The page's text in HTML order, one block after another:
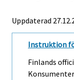
Uppdaterad
Instruktion
Finlands